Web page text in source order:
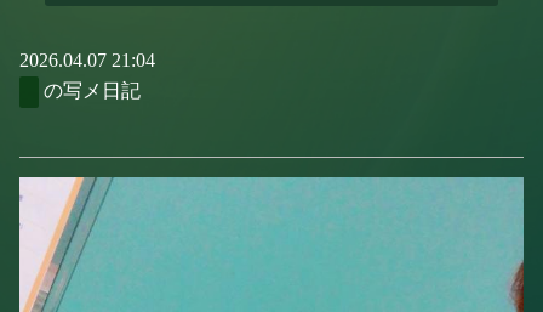
2026.04.07 21:04
の写メ日記